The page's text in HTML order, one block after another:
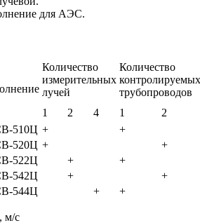
для АЭС.
Количество
измерительных
лучей
Количество
контролируемых
трубопроводов
1
2 4 1
2
510Ц +
+
520Ц + +
522Ц +
+
542Ц
+
+
544Ц
+ +
м/с